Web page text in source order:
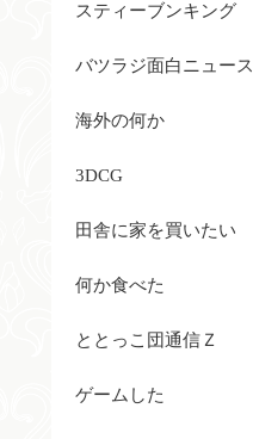
スティーブンキング
バツラジ面白ニュース
海外の何か
3DCG
田舎に家を買いたい
何か食べた
ととっこ団通信Ｚ
ゲームした